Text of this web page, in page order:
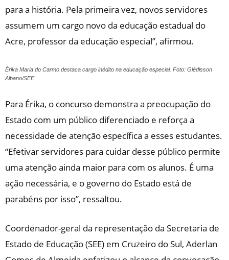
para a história. Pela primeira vez, novos servidores
assumem um cargo novo da educação estadual do
Acre, professor da educação especial”, afirmou.
Érika Maria do Carmo destaca cargo inédito na educação especial. Foto: Glédisson
Albano/SEE
Para Érika, o concurso demonstra a preocupação do
Estado com um público diferenciado e reforça a
necessidade de atenção específica a esses estudantes.
“Efetivar servidores para cuidar desse público permite
uma atenção ainda maior para com os alunos. É uma
ação necessária, e o governo do Estado está de
parabéns por isso”, ressaltou.
Coordenador-geral da representação da Secretaria de
Estado de Educação (SEE) em Cruzeiro do Sul, Aderlan